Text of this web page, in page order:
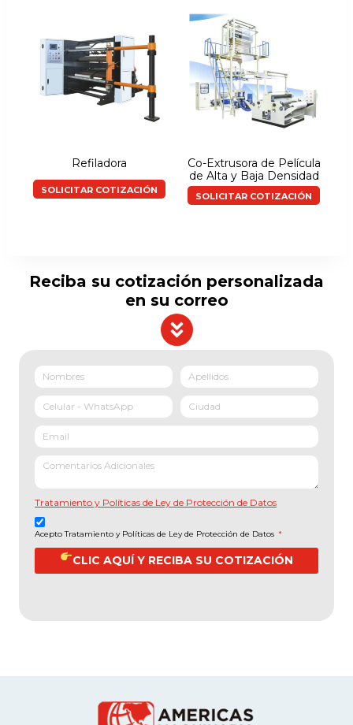
Refiladora
SOLICITAR COTIZACIÓN
Co-Extrusora de Película
de Alta y Baja Densidad
SOLICITAR COTIZACIÓN
Reciba su cotización personalizada
en su correo
Tratamiento y Políticas de Ley de Protección de Datos
Acepto Tratamiento y Políticas de Ley de Protección de Datos *
CLIC AQUÍ Y RECIBA SU COTIZACIÓN